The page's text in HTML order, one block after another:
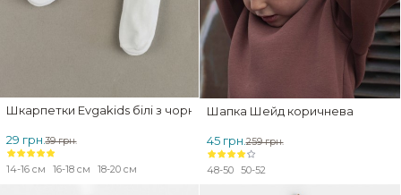
Шкарпетки Evgakids білі з чорним
39 грн.
29 грн.
14-16 см 16-18 см 18-20 см
Шапка Шейд коричнева
259 грн.
45 грн.
48-50 50-52